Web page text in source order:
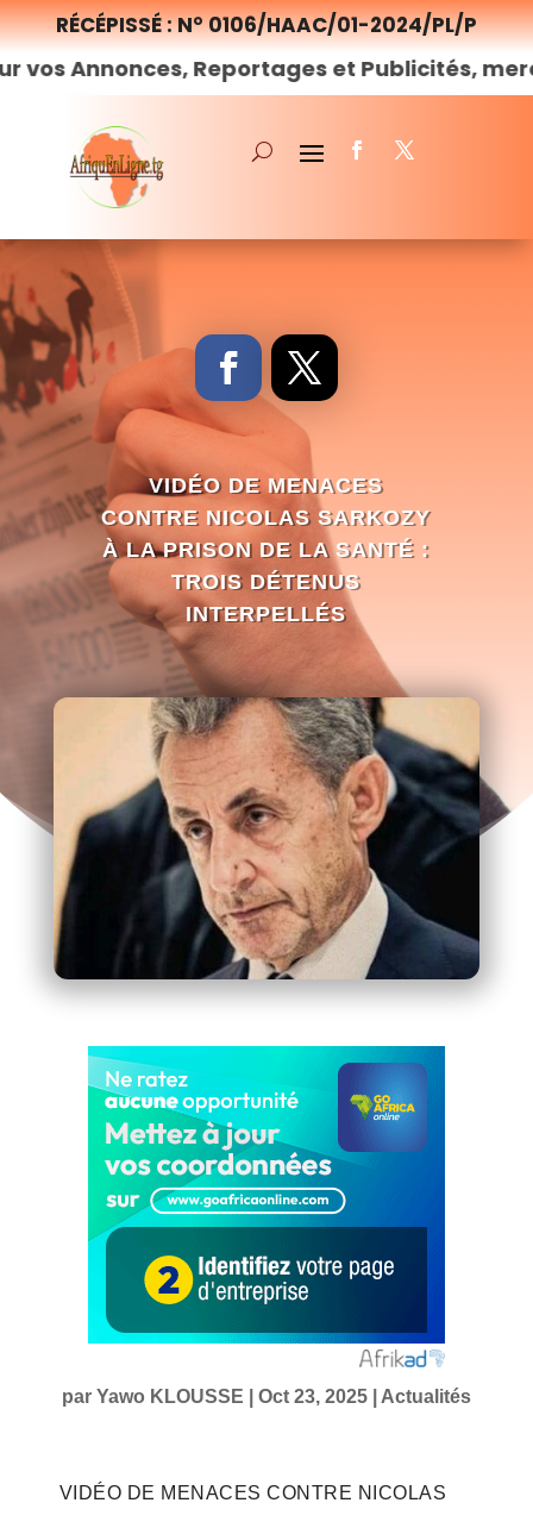
RÉCÉPISSÉ : N° 0106/HAAC/01-2024/PL/P
Reportages et Publicités, merci denous
VIDÉO DE MENACES
CONTRE NICOLAS SARKOZY
À LA PRISON DE LA SANTÉ :
TROIS DÉTENUS
INTERPELLÉS
par Yawo KLOUSSE Oct 23, 2025| Actualités
VIDÉO DE MENACES CONTRE NICOLAS